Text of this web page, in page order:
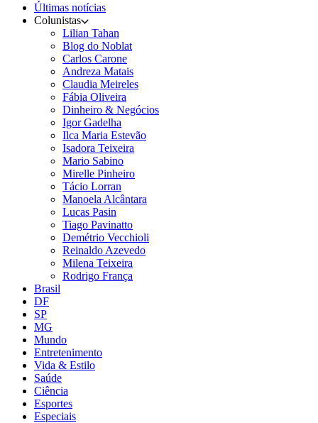
Últimas notícias
Colunistas
Lilian Tahan
Blog do Noblat
Carlos Carone
Andreza Matais
Claudia Meireles
Fábia Oliveira
Dinheiro & Negócios
Igor Gadelha
Ilca Maria Estevão
Isadora Teixeira
Mario Sabino
Mirelle Pinheiro
Tácio Lorran
Manoela Alcântara
Lucas Pasin
Tiago Pavinatto
Demétrio Vecchioli
Reinaldo Azevedo
Milena Teixeira
Rodrigo França
Brasil
DF
SP
MG
Mundo
Entretenimento
Vida & Estilo
Saúde
Ciência
Esportes
Especiais